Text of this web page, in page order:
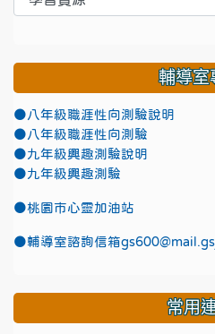
輔導室
●八年級職涯性向測驗說明
●八年級職涯性向測驗
●九年級興趣測驗說明
●九年級興趣測驗
●桃園市心靈加油站
●輔導室諮詢信箱
常用